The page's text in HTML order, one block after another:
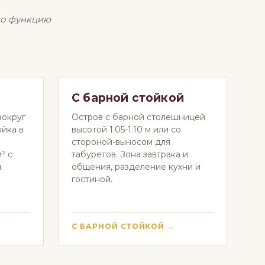
функцию
в
с
С барной стойкой
Остров с барной столешницей
высотой 1.05-1.10 м или со
стороной-выносом для
табуретов. Зона завтрака и
общения, разделение кухни и
гостиной.
С БАРНОЙ СТОЙКОЙ →